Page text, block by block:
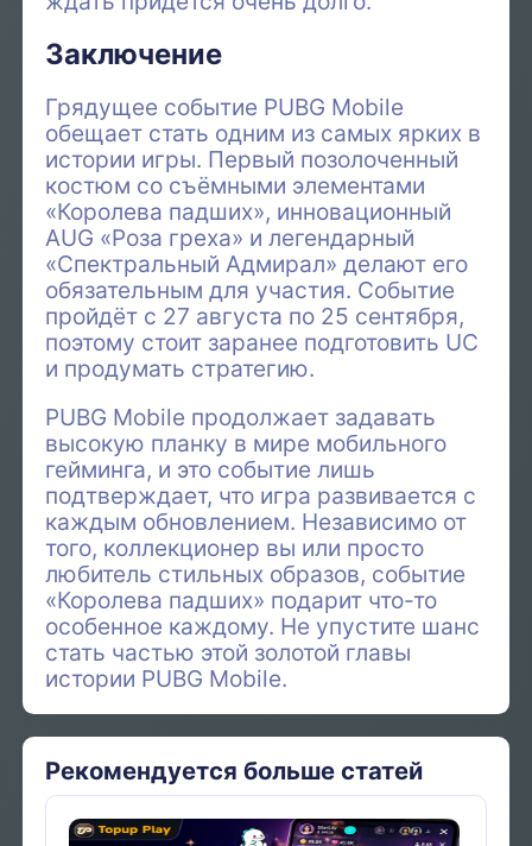
Заключение
Грядущее событие PUBG Mobile
обещает стать одним из самых ярких в
истории игры. Первый позолоченный
костюм со съёмными элементами
«Королева падших», инновационный
AUG «Роза греха» и легендарный
«Спектральный Адмирал» делают его
обязательным для участия. Событие
пройдёт с 27 августа по 25 сентября,
поэтому стоит заранее подготовить UC
и продумать стратегию.
PUBG Mobile продолжает задавать
высокую планку в мире мобильного
гейминга, и это событие лишь
подтверждает, что игра развивается с
каждым обновлением. Независимо от
того, коллекционер вы или просто
любитель стильных образов, событие
«Королева падших» подарит что-то
особенное каждому. Не упустите шанс
стать частью этой золотой главы
истории PUBG Mobile.
Рекомендуется больше статей